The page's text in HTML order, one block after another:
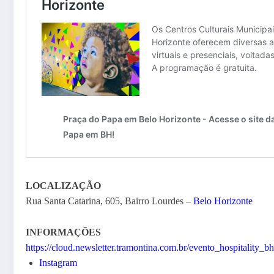
LOCALIZAÇÃO
Rua Santa Catarina, 605, Bairro Lourdes – Belo Horizonte
INFORMAÇÕES
https://cloud.newsletter.tramontina.com.br/
Instagram